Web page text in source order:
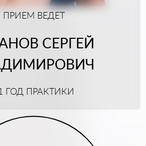
ПРИЕМ ВЕДЕТ
СЕРГЕЙ
ГОД ПРАКТИКИ